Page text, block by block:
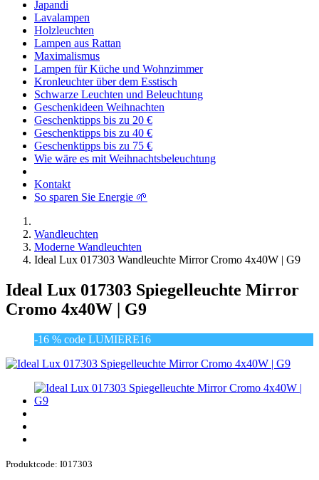
Japandi
Lavalampen
Holzleuchten
Lampen aus Rattan
Maximalismus
Lampen für Küche und Wohnzimmer
Kronleuchter über dem Esstisch
Schwarze Leuchten und Beleuchtung
Geschenkideen Weihnachten
Geschenktipps bis zu 20 €
Geschenktipps bis zu 40 €
Geschenktipps bis zu 75 €
Wie wäre es mit Weihnachtsbeleuchtung
Kontakt
So sparen Sie Energie 🌱
Wandleuchten
Moderne Wandleuchten
Ideal Lux 017303 Wandleuchte Mirror Cromo 4x40W | G9
Ideal Lux 017303 Spiegelleuchte Mirror
Cromo 4x40W | G9
-16 % code LUMIERE16
Produktcode: I017303